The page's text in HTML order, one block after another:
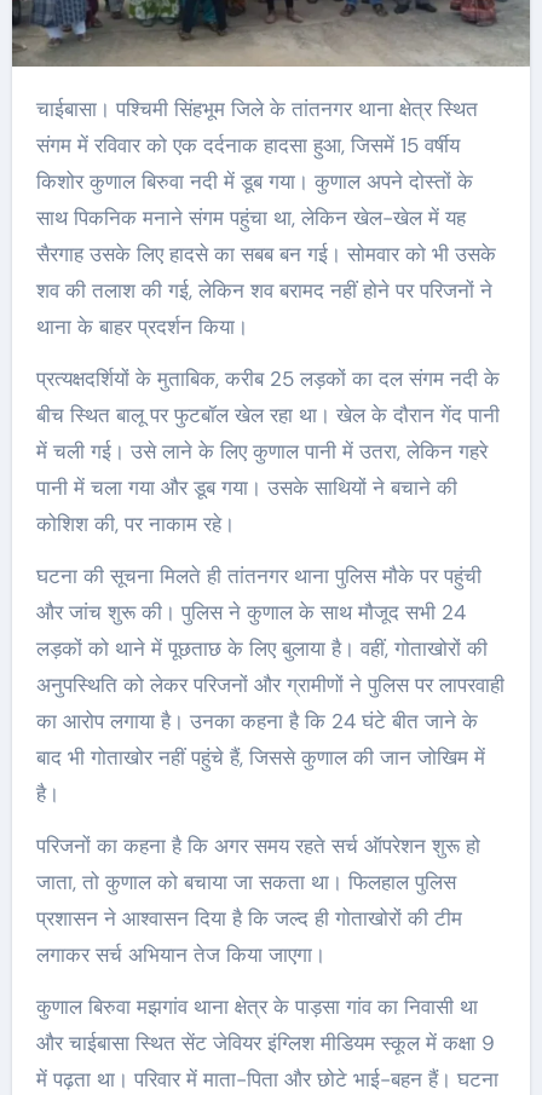
चाईबासा। पश्चिमी सिंहभूम जिले के तांतनगर थाना क्षेत्र स्थित
संगम में रविवार को एक दर्दनाक हादसा हुआ, जिसमें 15 वर्षीय
किशोर कुणाल बिरुवा नदी में डूब गया। कुणाल अपने दोस्तों के
साथ पिकनिक मनाने संगम पहुंचा था, लेकिन खेल-खेल में यह
सैरगाह उसके लिए हादसे का सबब बन गई। सोमवार को भी उसके
शव की तलाश की गई, लेकिन शव बरामद नहीं होने पर परिजनों ने
थाना के बाहर प्रदर्शन किया।
प्रत्यक्षदर्शियों के मुताबिक, करीब 25 लड़कों का दल संगम नदी के
बीच स्थित बालू पर फुटबॉल खेल रहा था। खेल के दौरान गेंद पानी
में चली गई। उसे लाने के लिए कुणाल पानी में उतरा, लेकिन गहरे
पानी में चला गया और डूब गया। उसके साथियों ने बचाने की
कोशिश की, पर नाकाम रहे।
घटना की सूचना मिलते ही तांतनगर थाना पुलिस मौके पर पहुंची
और जांच शुरू की। पुलिस ने कुणाल के साथ मौजूद सभी 24
लड़कों को थाने में पूछताछ के लिए बुलाया है। वहीं, गोताखोरों की
अनुपस्थिति को लेकर परिजनों और ग्रामीणों ने पुलिस पर लापरवाही
का आरोप लगाया है। उनका कहना है कि 24 घंटे बीत जाने के
बाद भी गोताखोर नहीं पहुंचे हैं, जिससे कुणाल की जान जोखिम में
है।
परिजनों का कहना है कि अगर समय रहते सर्च ऑपरेशन शुरू हो
जाता, तो कुणाल को बचाया जा सकता था। फिलहाल पुलिस
प्रशासन ने आश्वासन दिया है कि जल्द ही गोताखोरों की टीम
लगाकर सर्च अभियान तेज किया जाएगा।
कुणाल बिरुवा मझगांव थाना क्षेत्र के पाड़सा गांव का निवासी था
और चाईबासा स्थित सेंट जेवियर इंग्लिश मीडियम स्कूल में कक्षा 9
में पढ़ता था। परिवार में माता-पिता और छोटे भाई-बहन हैं। घटना